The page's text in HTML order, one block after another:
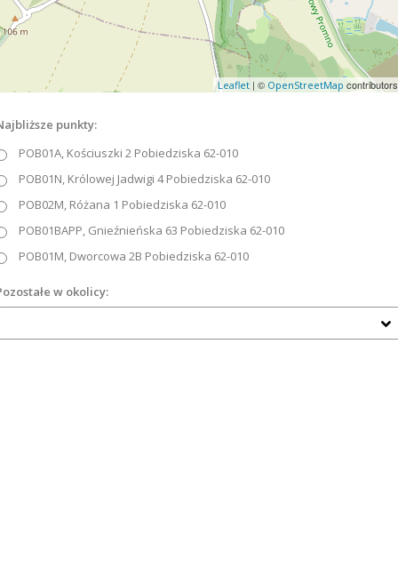
Leaflet | © OpenStreetMap contributors
punkty:
POB01A, Kościuszki 2 Pobiedziska 62-010
POB01N, Królowej Jadwigi 4 Pobiedziska 62-010
POB02M, Różana 1 Pobiedziska 62-010
POB01BAPP, Gnieźnieńska 63 Pobiedziska 62-010
POB01M, Dworcowa 2B Pobiedziska 62-010
w okolicy: